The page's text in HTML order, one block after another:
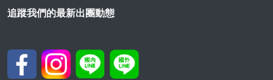
追蹤我們的最新出團動態